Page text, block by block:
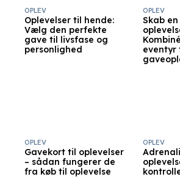
Oplevelser til hende:
Vælg den perfekte
gave til livsfase og
personlighed
OPLEV
Skab en
eventyr
OPLEV
Gavekort til oplevelser
– sådan fungerer de
fra køb til oplevelse
OPLEV OPLEV